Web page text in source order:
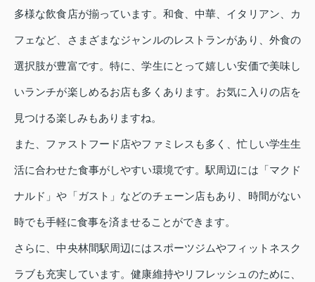
多様な飲食店が揃っています。和食、中華、イタリアン、カ
フェなど、さまざまなジャンルのレストランがあり、外食の
選択肢が豊富です。特に、学生にとって嬉しい安価で美味し
いランチが楽しめるお店も多くあります。お気に入りの店を
見つける楽しみもありますね。
また、ファストフード店やファミレスも多く、忙しい学生生
活に合わせた食事がしやすい環境です。駅周辺には「マクド
ナルド」や「ガスト」などのチェーン店もあり、時間がない
時でも手軽に食事を済ませることができます。
さらに、中央林間駅周辺にはスポーツジムやフィットネスク
ラブも充実しています。健康維持やリフレッシュのために、